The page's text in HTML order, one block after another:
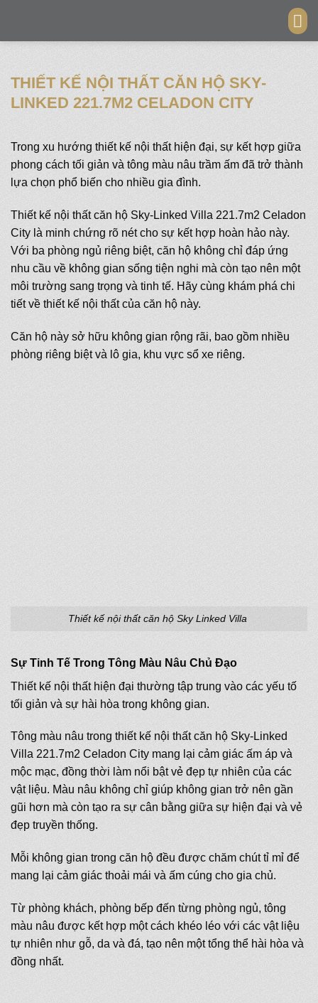
content
THIẾT KẾ NỘI THẤT CĂN HỘ SKY-
LINKED 221.7M2 CELADON CITY
Trong xu hướng thiết kế nội thất hiện đại, sự kết hợp giữa
phong cách tối giản và tông màu nâu trầm ấm đã trở thành
lựa chọn phổ biến cho nhiều gia đình.
Thiết kế nội thất căn hộ Sky-Linked Villa 221.7m2 Celadon
City là minh chứng rõ nét cho sự kết hợp hoàn hảo này.
Với ba phòng ngủ riêng biệt, căn hộ không chỉ đáp ứng
nhu cầu về không gian sống tiện nghi mà còn tạo nên một
môi trường sang trọng và tinh tế. Hãy cùng khám phá chi
tiết về thiết kế nội thất của căn hộ này.
Căn hộ này sở hữu không gian rộng rãi, bao gồm nhiều
phòng riêng biệt và lô gia, khu vực sổ xe riêng.
Thiết kế nội thất căn hộ Sky Linked Villa
Sự Tinh Tế Trong Tông Màu Nâu Chủ Đạo
Thiết kế nội thất hiện đại thường tập trung vào các yếu tố
tối giản và sự hài hòa trong không gian.
Tông màu nâu trong thiết kế nội thất căn hộ Sky-Linked
Villa 221.7m2 Celadon City mang lại cảm giác ấm áp và
mộc mạc, đồng thời làm nổi bật vẻ đẹp tự nhiên của các
vật liệu. Màu nâu không chỉ giúp không gian trở nên gần
gũi hơn mà còn tạo ra sự cân bằng giữa sự hiện đại và vẻ
đẹp truyền thống.
Mỗi không gian trong căn hộ đều được chăm chút tỉ mỉ để
mang lại cảm giác thoải mái và ấm cúng cho gia chủ.
Từ phòng khách, phòng bếp đến từng phòng ngủ, tông
màu nâu được kết hợp một cách khéo léo với các vật liệu
tự nhiên như gỗ, da và đá, tạo nên một tổng thể hài hòa và
đồng nhất.